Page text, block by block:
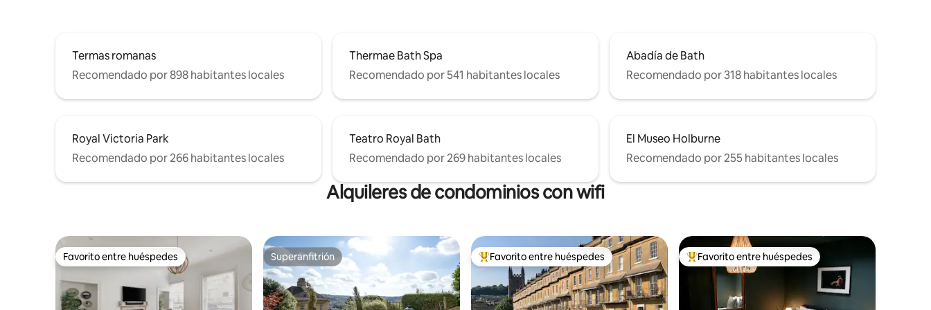
Termas romanas
Recomendado por 898 habitantes locales
Thermae Bath Spa
Recomendado por 541 habitantes locales
Abadía de Bath
Recomendado por 318 habitantes locales
Royal Victoria Park
Recomendado por 266 habitantes locales
Teatro Royal Bath
Recomendado por 269 habitantes locales
El Museo Holburne
Recomendado por 255 habitantes locales
Alquileres de condominios con wifi
Favorito entre huéspedes
Favorito entre huéspedes Superanfitrión
Superanfitrión De los mejores en Favorito entre huéspedes
Favorito entre huéspedes De los mejores en Favorito entre huéspedes
Favorito entre huéspedes